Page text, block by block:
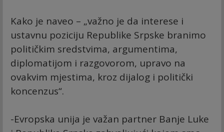
Kako je naveo – „važno je da interese i
ustavnu poziciju Republike Srpske branimo
političkim sredstvima, argumentima,
diplomatijom i razgovorom, upravo na
ovakvim mjestima, kroz dijalog i politički
koncenzus“.
-Evropska unija je važan partner Banje Luke